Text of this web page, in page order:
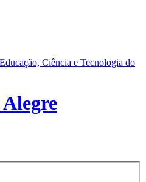
Ciência e Tecnologia do